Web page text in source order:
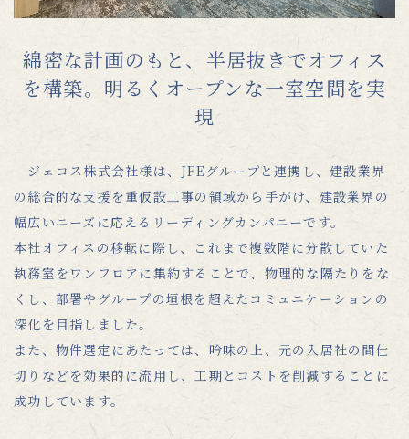
綿密な計画のもと、半居抜きでオフィス
を構築。明るくオープンな一室空間を実
現
ジェコス株式会社様は、JFEグループと連携し、建設業界
の総合的な支援を重仮設工事の領域から手がけ、建設業界の
幅広いニーズに応えるリーディングカンパニーです。
本社オフィスの移転に際し、これまで複数階に分散していた
執務室をワンフロアに集約することで、物理的な隔たりをな
くし、部署やグループの垣根を超えたコミュニケーションの
深化を目指しました。
また、物件選定にあたっては、吟味の上、元の入居社の間仕
切りなどを効果的に流用し、工期とコストを削減することに
成功しています。